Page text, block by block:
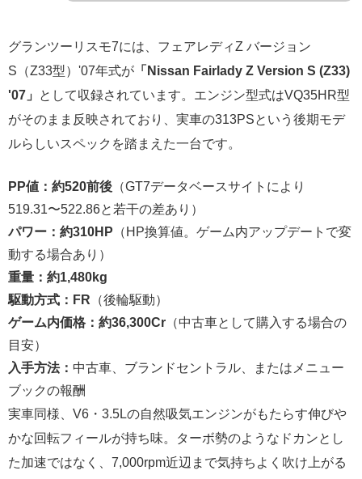
グランツーリスモ7には、フェアレディZ バージョン
S（Z33型）'07年式が 「Nissan Fairlady Z Version S (Z33)
'07」
として収録されています。エンジン型式はVQ35HR型
がそのまま反映されており、実車の313PSという後期モデ
ルらしいスペックを踏まえた一台です。
PP値：約520前後 （GT7データベースサイトにより
519.31〜522.86と若干の差あり）
パワー：約310HP （HP換算値。ゲーム内アップデートで変
動する場合あり）
重量：約1,480kg
駆動方式：FR （後輪駆動）
ゲーム内価格：約36,300Cr （中古車として購入する場合の
目安）
入手方法： 中古車、ブランドセントラル、またはメニュー
ブックの報酬
実車同様、V6・3.5Lの自然吸気エンジンがもたらす伸びや
かな回転フィールが持ち味。ターボ勢のようなドカンとし
た加速ではなく、7,000rpm近辺まで気持ちよく吹け上がる